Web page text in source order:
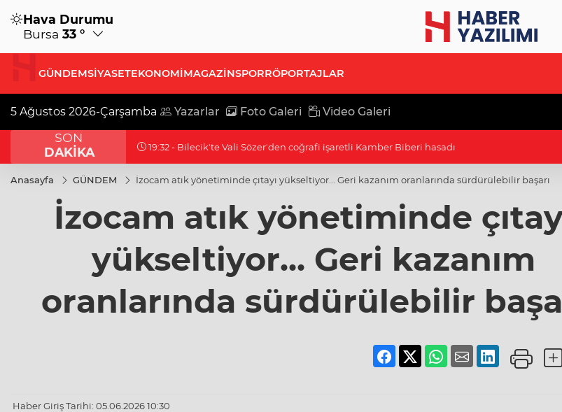
Hava Durumu
Bursa 33 °
GÜNDEMSİYASETEKONOMİMAGAZİNSPORRÖPORTAJLAR
5 Ağustos 2026-Çarşamba Yazarlar Foto Galeri Video Galeri
SON
DAKİKA
19:32 - Bilecik'te Vali Sözer'den coğrafi işaretli Kamber Biberi hasadı
Anasayfa GÜNDEM İzocam atık yönetiminde çıtayı yükseltiyor... Geri kazanım oranlarında sürdürülebilir başarı
İzocam atık yönetiminde
yükseltiyor... Geri kazanım
oranlarında sürdürülebilir
Haber Giriş Tarihi: 05.06.2026 10:30